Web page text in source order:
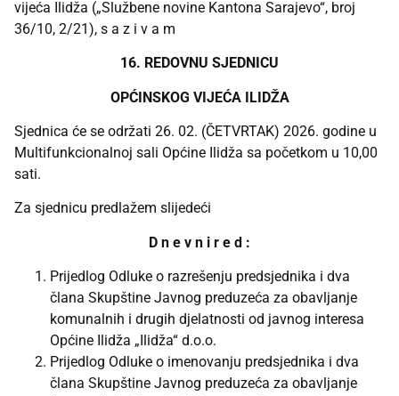
vijeća Ilidža („Službene novine Kantona Sarajevo“, broj
36/10, 2/21), s a z i v a m
16. REDOVNU SJEDNICU
OPĆINSKOG VIJEĆA ILIDŽA
Sjednica će se održati 26. 02. (ČETVRTAK) 2026. godine u
Multifunkcionalnoj sali Općine Ilidža sa početkom u 10,00
sati.
Za sjednicu predlažem slijedeći
D n e v n i r e d :
Prijedlog Odluke o razrešenju predsjednika i dva
člana Skupštine Javnog preduzeća za obavljanje
komunalnih i drugih djelatnosti od javnog interesa
Općine Ilidža „Ilidža“ d.o.o.
Prijedlog Odluke o imenovanju predsjednika i dva
člana Skupštine Javnog preduzeća za obavljanje